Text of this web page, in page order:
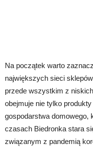
Na początek warto
największych sieci
przede wszystkim z
obejmuje nie tylko
gospodarstwa domowego,
czasach Biedronka stara
związanym z pandemią